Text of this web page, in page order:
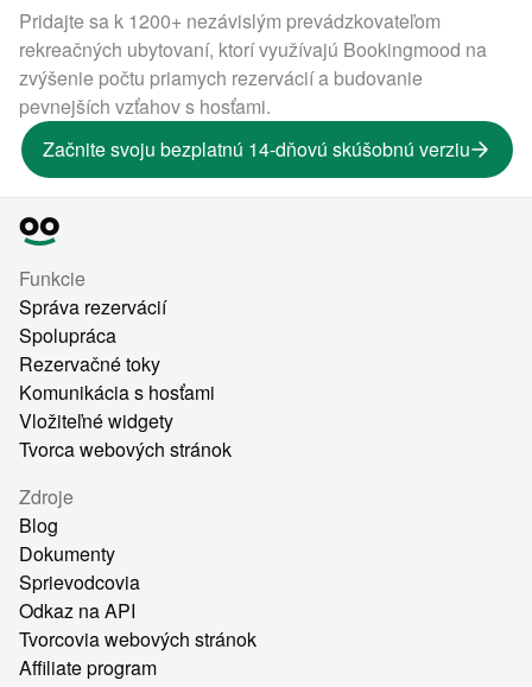
Pridajte sa k 1200+ nezávislým prevádzkovateľom
rekreačných ubytovaní, ktorí využívajú Bookingmood na
zvýšenie počtu priamych rezervácií a budovanie
pevnejších vzťahov s hosťami.
Začnite svoju bezplatnú 14-dňovú skúšobnú verziu
Funkcie
Správa rezervácií
Spolupráca
Rezervačné toky
Komunikácia s hosťami
Vložiteľné widgety
Tvorca webových stránok
Zdroje
Blog
Dokumenty
Sprievodcovia
Odkaz na API
Tvorcovia webových stránok
Affiliate program